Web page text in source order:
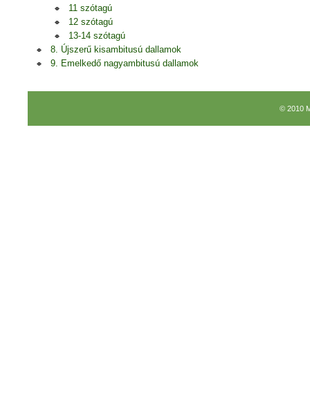
11 szótagú
12 szótagú
13-14 szótagú
8. Újszerű kisambitusú dallamok
9. Emelkedő nagyambitusú dallamok
© 2010